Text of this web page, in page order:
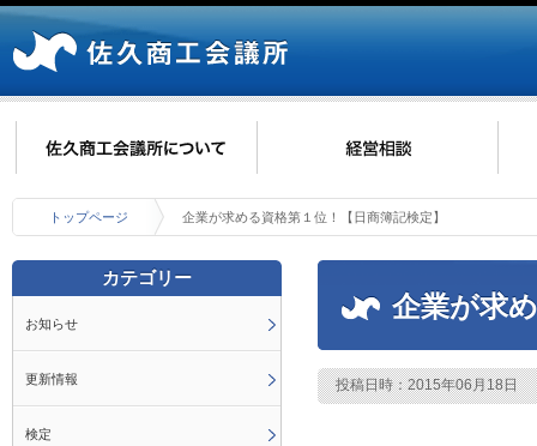
トップページ 企業が求める資格第１位！【日商簿記検定】
企業が求
投稿日時：2015年06月18日
カテゴリー
お知らせ
更新情報
検定